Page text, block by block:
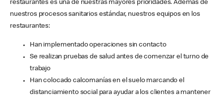
restaurantes es una de nuestras mayores prioridades. Además de
nuestros procesos sanitarios estándar, nuestros equipos en los
restaurantes:
Han implementado operaciones sin contacto
Se realizan pruebas de salud antes de comenzar el turno de
trabajo
Han colocado calcomanías en el suelo marcando el
distanciamiento social para ayudar a los clientes a mantener